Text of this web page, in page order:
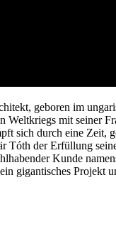
geboren im
Weltkriegs mit seiner
sich durch eine Zeit,
der Erfüllung
Kunde
gigantisches Projekt